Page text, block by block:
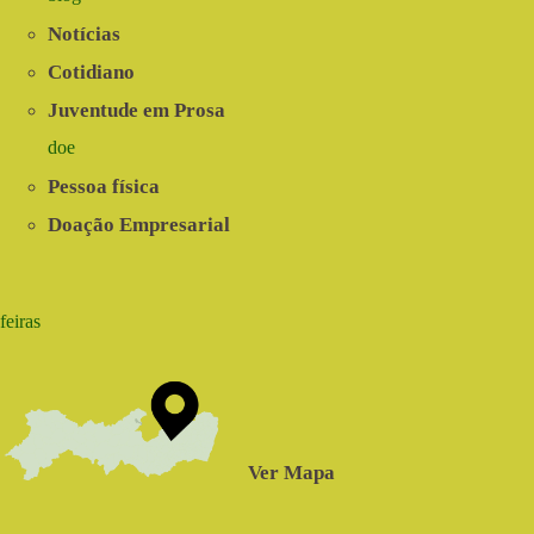
Notícias
Cotidiano
Juventude em Prosa
doe
Pessoa física
Doação Empresarial
feiras
Ver Mapa